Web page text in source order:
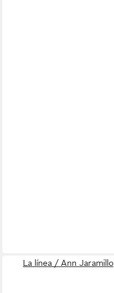
La línea / Ann Jaramillo